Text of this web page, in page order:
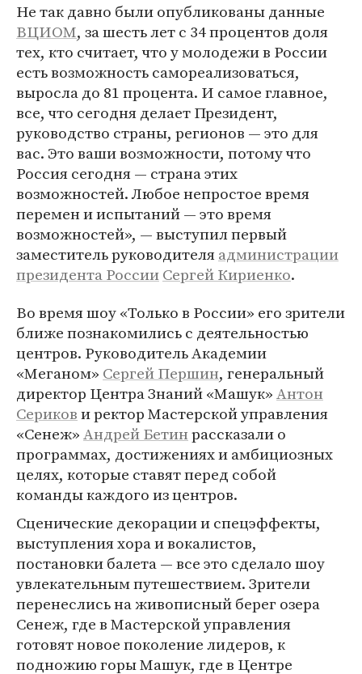
Не так давно были опубликованы данные
ВЦИОМ, за шесть лет с 34 процентов доля
тех, кто считает, что у молодежи в России
есть возможность самореализоваться,
выросла до 81 процента. И самое главное,
все, что сегодня делает Президент,
руководство страны, регионов — это для
вас. Это ваши возможности, потому что
Россия сегодня — страна этих
возможностей. Любое непростое время
перемен и испытаний — это время
возможностей», — выступил первый
заместитель руководителяадминистрации
президента РоссииСергей Кириенко.
Во время шоу «Только в России» его зрители
ближе познакомились с деятельностью
центров. Руководитель Академии
«Меганом» Сергей Першин, генеральный
директор Центра Знаний «Машук»Антон
Серикови ректор Мастерской управления
«Сенеж»Андрей Бетинрассказали о
программах, достижениях и амбициозных
целях, которые ставят перед собой
команды каждого из центров.
Сценические декорации и спецэффекты,
выступления хора и вокалистов,
постановки балета — все это сделало шоу
увлекательным путешествием. Зрители
перенеслись на живописный берег озера
Сенеж, где в Мастерской управления
готовят новое поколение лидеров, к
подножию горы Машук, где в Центре